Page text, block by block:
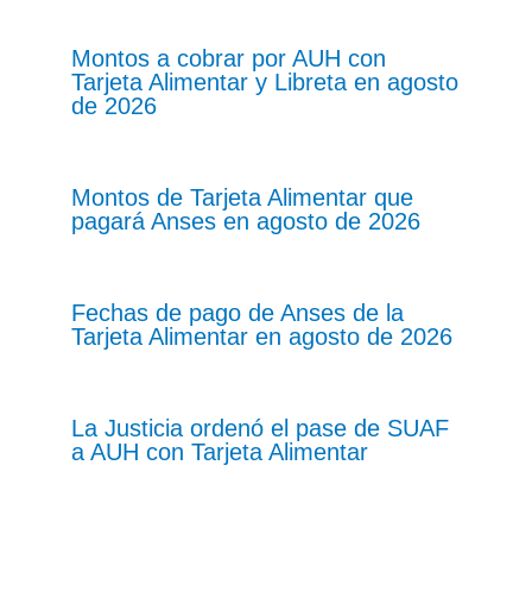
Montos a cobrar por AUH con
Tarjeta Alimentar y Libreta en agosto
de 2026
Montos de Tarjeta Alimentar que
pagará Anses en agosto de 2026
Fechas de pago de Anses de la
Tarjeta Alimentar en agosto de 2026
La Justicia ordenó el pase de SUAF
a AUH con Tarjeta Alimentar